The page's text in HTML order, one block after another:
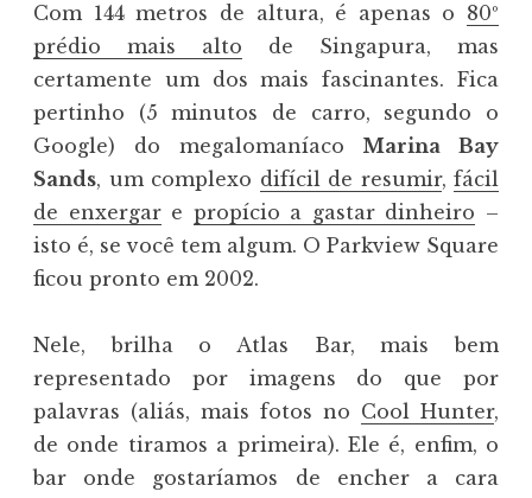
Com 144 metros de altura, é apenas o 80º
prédio mais alto de Singapura, mas
certamente um dos mais fascinantes. Fica
pertinho (5 minutos de carro, segundo o
Google) do megalomaníaco Marina Bay
Sands, um complexo difícil de resumir, fácil
de enxergare propício a gastar dinheiro –
isto é, se você tem algum. O Parkview Square
ficou pronto em 2002.
Nele, brilha o Atlas Bar, mais bem
representado por imagens do que por
palavras (aliás, mais fotos no Cool Hunter,
de onde tiramos a primeira). Ele é, enfim, o
bar onde gostaríamos de encher a cara